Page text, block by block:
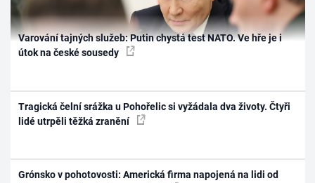
Varování tajných služeb: Putin chystá test NATO. Ve hře je i
útok na české sousedy
Tragická čelní srážka u Pohořelic si vyžádala dva životy. Čtyři
lidé utrpěli těžká zranění
Grónsko v pohotovosti: Americká firma napojená na lidi od